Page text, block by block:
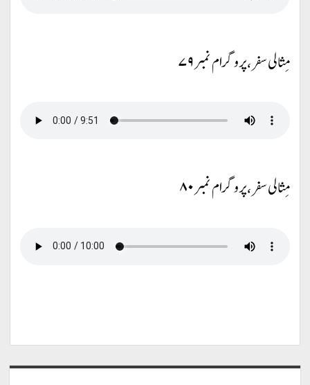
مِثالی سفر، پروگرام نمبر ۷۹
مِثالی سفر، پروگرام نمبر ۸۰
Sidebar